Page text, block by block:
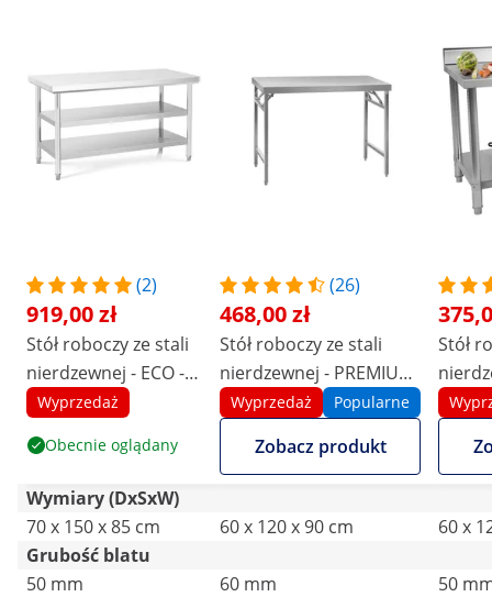
(2)
919,00 zł
Stół roboczy ze stali
nierdzewnej - ECO -
150 x 70 cm - 500 kg -
Royal Catering
Wyprzedaż
Obecnie oglądany
(26)
468,00 zł
Stół roboczy ze stali
nierdzewnej - PREMIUM
- 120 x 60 cm - 210 kg -
składany - Royal
Catering
Wyprzedaż Popularne
Zobacz produkt
Stół
x 60
Royal
Wymiary (DxSxW)
70 x 150 x 85 cm
60 x 120 x 90 cm
60 x
Grubość blatu
50 mm
60 mm
50